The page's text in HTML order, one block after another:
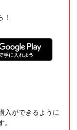
入ができるように